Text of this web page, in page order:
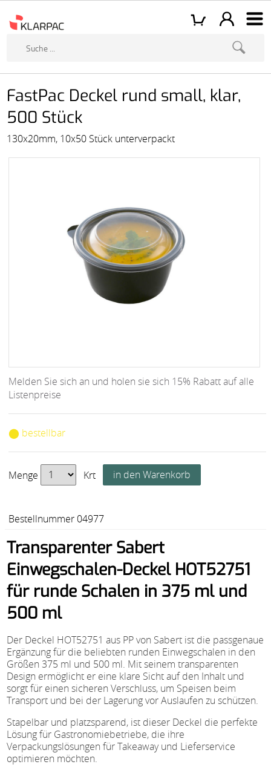
FastPac Deckel rund small, klar,
500 Stück
130x20mm, 10x50 Stück unterverpackt
Melden Sie sich an und holen sie sich 15% Rabatt auf alle
Listenpreise
⬤ bestellbar
Menge Krt
Bestellnummer 04977
Transparenter Sabert
Einwegschalen-Deckel HOT52751
für runde Schalen in 375 ml und
500 ml
Der Deckel HOT52751 aus PP von Sabert ist die passgenaue
Ergänzung für die beliebten runden Einwegschalen in den
Größen 375 ml und 500 ml. Mit seinem transparenten
Design ermöglicht er eine klare Sicht auf den Inhalt und
sorgt für einen sicheren Verschluss, um Speisen beim
Transport und bei der Lagerung vor Auslaufen zu schützen.
Stapelbar und platzsparend, ist dieser Deckel die perfekte
Lösung für Gastronomiebetriebe, die ihre
Verpackungslösungen für Takeaway und Lieferservice
optimieren möchten.